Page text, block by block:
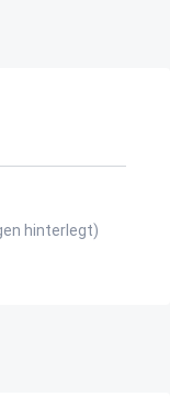
hinterlegt)